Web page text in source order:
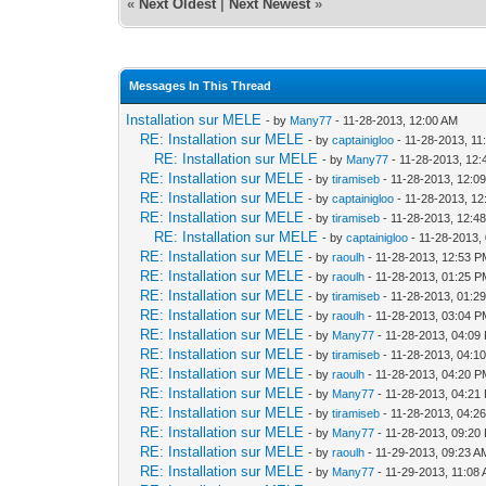
« Next Oldest Next Newest »
Messages In This Thread
Installation sur MELE - by Many77 - 11-28-2013, 12:00 AM
RE: Installation sur MELE - bycaptainigloo - 11-28-2013,
RE: Installation sur MELE - by Many77 - 11-28-2013,
RE: Installation sur MELE - bytiramiseb - 11-28-2013,
RE: Installation sur MELE - bycaptainigloo - 11-28-2013,
RE: Installation sur MELE - bytiramiseb - 11-28-2013,
RE: Installation sur MELE - bycaptainigloo - 11-28-2013,
RE: Installation sur MELE - byraoulh - 11-28-2013, 12:53
RE: Installation sur MELE - byraoulh - 11-28-2013, 01:25
RE: Installation sur MELE - bytiramiseb - 11-28-2013,
RE: Installation sur MELE - byraoulh - 11-28-2013, 03:04
RE: Installation sur MELE - by Many77 - 11-28-2013, 04:09
RE: Installation sur MELE - bytiramiseb - 11-28-2013,
RE: Installation sur MELE - byraoulh - 11-28-2013, 04:20
RE: Installation sur MELE - by Many77 - 11-28-2013, 04:21
RE: Installation sur MELE - bytiramiseb - 11-28-2013,
RE: Installation sur MELE - by Many77 - 11-28-2013, 09:20
RE: Installation sur MELE - byraoulh - 11-29-2013, 09:23
RE: Installation sur MELE - by Many77 - 11-29-2013, 11:08